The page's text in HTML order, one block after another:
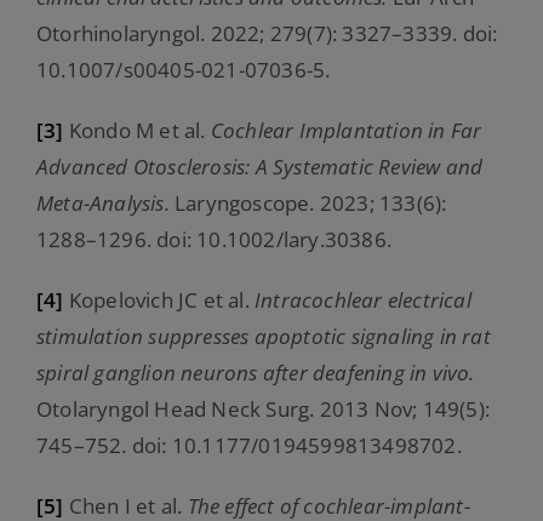
Otorhinolaryngol. 2022; 279(7): 3327–3339. doi:
10.1007/s00405-021-07036-5.
[3] Kondo M et al. Cochlear Implantation in Far
Advanced Otosclerosis: A Systematic Review and
Meta-Analysis. Laryngoscope. 2023; 133(6):
1288–1296. doi: 10.1002/lary.30386.
[4] Kopelovich JC et al. Intracochlear electrical
stimulation suppresses apoptotic signaling in rat
spiral ganglion neurons after deafening in vivo.
Otolaryngol Head Neck Surg. 2013 Nov; 149(5):
745–752. doi: 10.1177/0194599813498702.
[5] Chen I et al. The effect of cochlear-implant-